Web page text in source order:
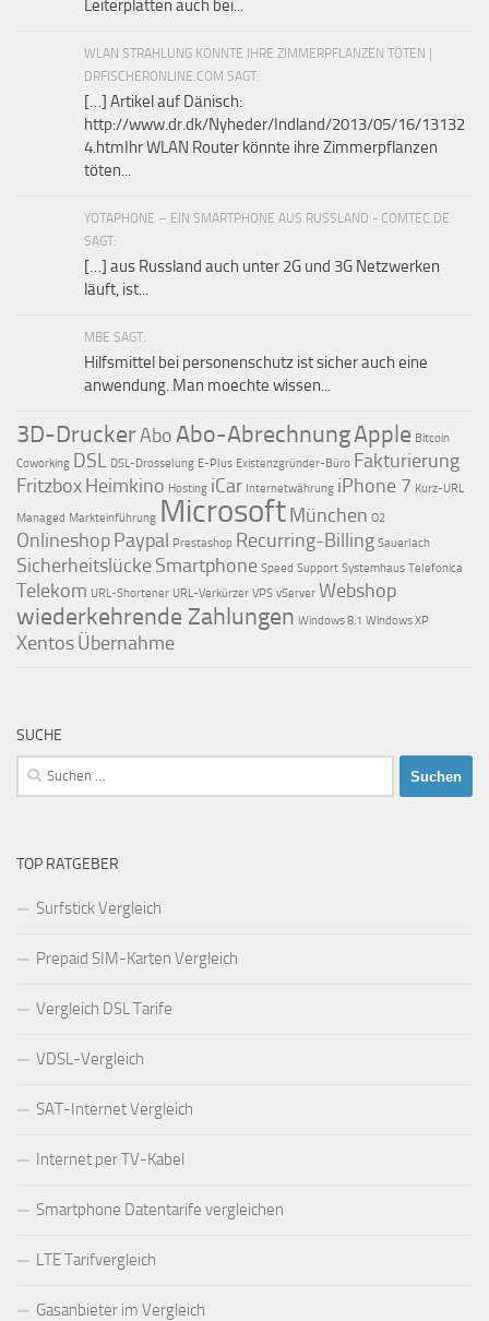
Leiterplatten auch bei...
WLAN STRAHLUNG KÖNNTE IHRE ZIMMERPFLANZEN TÖTEN |
DRFISCHERONLINE.COM SAGT:
[…] Artikel auf Dänisch:
http://www.dr.dk/Nyheder/Indland/2013/05/16/13132
4.htmIhr WLAN Router könnte ihre Zimmerpflanzen
töten...
YOTAPHONE – EIN SMARTPHONE AUS RUSSLAND - COMTEC.DE
SAGT:
[…] aus Russland auch unter 2G und 3G Netzwerken
läuft, ist...
MBE SAGT:
Hilfsmittel bei personenschutz ist sicher auch eine
anwendung. Man moechte wissen...
3D-DruckerAbo Abo-AbrechnungApple Bitcoin
Coworking DSL DSL-Drosselung E-Plus Existenzgründer-Büro Fakturierung
Fritzbox Heimkino Hosting iCar Internetwährung iPhone 7 Kurz-URL
Managed Markteinführung Microsoft München O2
Onlineshop Paypal Prestashop Recurring-Billing Sauerlach
Sicherheitslücke Smartphone Speed Support Systemhaus Telefonica
Telekom URL-Shortener URL-Verkürzer VPS vServer Webshop
wiederkehrende Zahlungen Windows 8.1 Windows XP
Xentos Übernahme
SUCHE
Suchen
nach:
TOP RATGEBER
Surfstick Vergleich
Prepaid SIM-Karten Vergleich
Vergleich DSL Tarife
VDSL-Vergleich
SAT-Internet Vergleich
Internet per TV-Kabel
Smartphone Datentarife vergleichen
LTE Tarifvergleich
Gasanbieter im Vergleich